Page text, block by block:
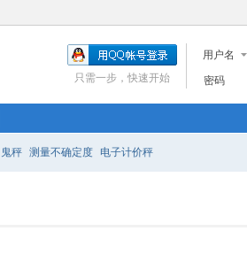
用户名
密码
只需一步，快速开始
鬼秤 测量不确定度 电子计价秤